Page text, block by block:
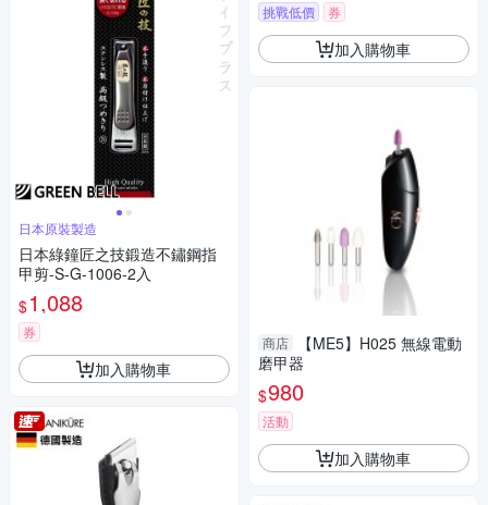
日本原裝製造
日本綠鐘匠之技鍛造不鏽鋼指
甲剪-S-G-1006-2入
$1,088
券
加入購物車
挑戰低價 券
加入購物車
商店
【ME5】H025 無線電動
磨甲器
$980
活動
加入購物車